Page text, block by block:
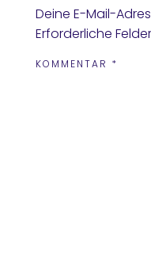
Deine E-Mail-
Erforderliche
KOMMENTAR *